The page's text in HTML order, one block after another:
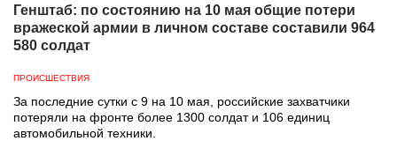
Генштаб: по состоянию на 10 мая общие потери
вражеской армии в личном составе составили 964
580 солдат
ПРОИСШЕСТВИЯ
За последние сутки с 9 на 10 мая, российские захватчики
потеряли на фронте более 1300 солдат и 106 единиц
автомобильной техники.